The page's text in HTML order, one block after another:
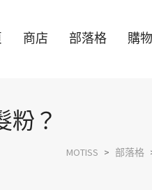
商店 部落格 購
粉？
MOTISS > 部落格